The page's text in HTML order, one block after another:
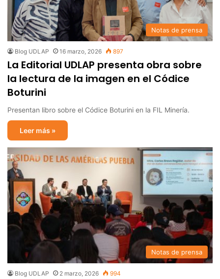
Notas de prensa
Blog UDLAP 16 marzo, 2026 897
La Editorial UDLAP presenta obra sobre
la lectura de la imagen en el Códice
Boturini
Presentan libro sobre el Códice Boturini en la FIL Minería.
Leer más »
Notas de prensa
Blog UDLAP 2 marzo, 2026 994